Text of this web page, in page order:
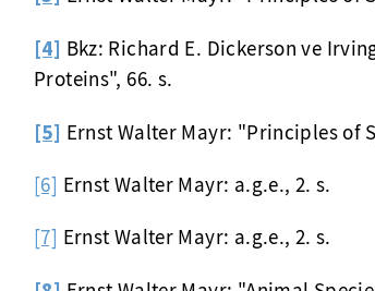
[4] Bkz: Richard E. Dickerson ve
Proteins", 66. s.
[5] Ernst Walter Mayr: "Principles of
[6] Ernst Walter Mayr: a.g.e., 2. s.
[7] Ernst Walter Mayr: a.g.e., 2. s.